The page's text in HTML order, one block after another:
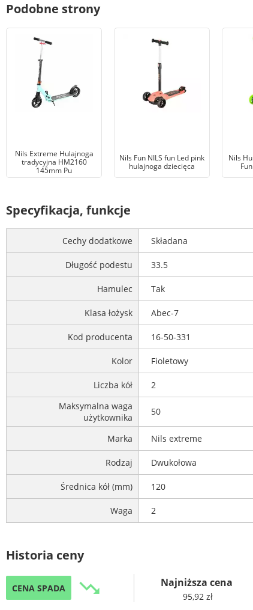
Podobne strony
Nils Extreme Hulajnoga
tradycyjna HM2160
145mm Pu
Nils Fun NILS fun Led pink
hulajnoga dziecięca
Nils
Specyfikacja, funkcje
Cechy dodatkowe Składana
Długość podestu 33.5
Hamulec Tak
Klasa łożysk Abec-7
Kod producenta 16-50-331
Kolor Fioletowy
Liczba kół
2
Maksymalna waga
użytkownika
50
Marka Nils extreme
Rodzaj Dwukołowa
Średnica kół (mm) 120
Waga 2
Historia ceny
CENA SPADA trending_down Najniższa cena
95,92 zł